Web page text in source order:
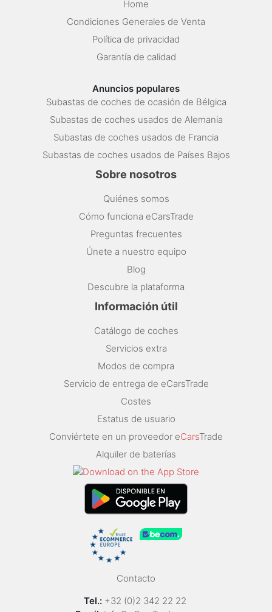
Home
Condiciones Generales de Venta
Política de privacidad
Garantía de calidad
Anuncios populares
Subastas de coches de ocasión de Bélgica
Subastas de coches usados de Alemania
Subastas de coches usados de Francia
Subastas de coches usados de Países Bajos
Sobre nosotros
Quiénes somos
Cómo funciona eCarsTrade
Preguntas frecuentes
Únete a nuestro equipo
Blog
Descubre la plataforma
Información útil
Catálogo de coches
Servicios extra
Modos de compra
Servicio de entrega de eCarsTrade
Costes
Estatus de usuario
Conviértete en un proveedor eCarsTrade
Alquiler de baterías
Contacto
Tel.: +32 (0)2 342 22 22